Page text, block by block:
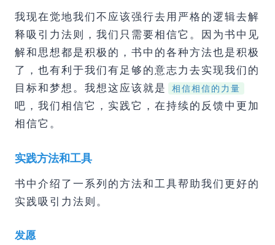
我现在觉地我们不应该强行去用严格的逻辑去解
释吸引力法则，我们只需要相信它。因为书中见
解和思想都是积极的，书中的各种方法也是积极
了，也有利于我们有足够的意志力去实现我们的
目标和梦想。我想这应该就是
相信相信的力量
吧，我们相信它，实践它，在持续的反馈中更加
相信它。
实践方法和工具
书中介绍了一系列的方法和工具帮助我们更好的
实践吸引力法则。
发愿